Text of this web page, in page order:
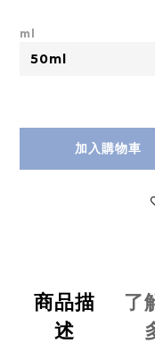
ml
加入購物車
商品描
述
了